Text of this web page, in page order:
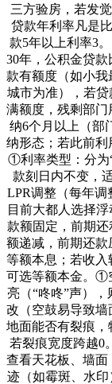
三方验房，若发
贷款年利率凡是
款5年以上利率3
30年，公积金贷
款有额度（如小我
城市为准），若
满额度，残剩部
纳6个月以上（部
纳形态；若此前利
①利率类型：分为
款刻日内不变，
LPR调整（每年调
目前大都人选择
款额固定，前期
额递减，前期还
等额本息；若收入
可选等额本金。①
亮（“咚咚”声），
改（空鼓易导致
地面能否有裂痕，
若裂痕宽度跨越0
查看天花板、墙
迹（如霉斑、水